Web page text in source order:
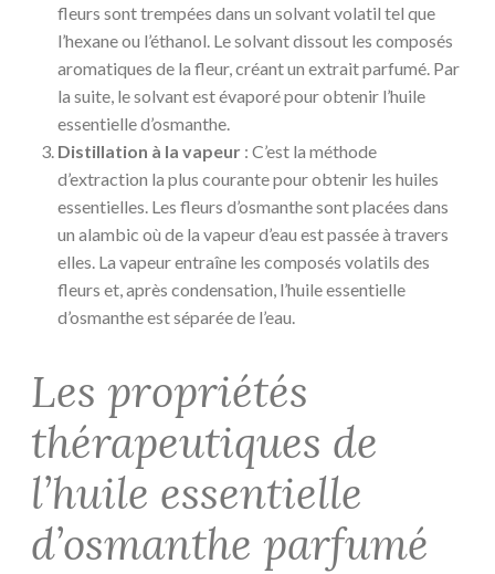
fleurs sont trempées dans un solvant volatil tel que
l’hexane ou l’éthanol. Le solvant dissout les composés
aromatiques de la fleur, créant un extrait parfumé. Par
la suite, le solvant est évaporé pour obtenir l’huile
essentielle d’osmanthe.
Distillation à la vapeur : C’est la méthode
d’extraction la plus courante pour obtenir les huiles
essentielles. Les fleurs d’osmanthe sont placées dans
un alambic où de la vapeur d’eau est passée à travers
elles. La vapeur entraîne les composés volatils des
fleurs et, après condensation, l’huile essentielle
d’osmanthe est séparée de l’eau.
Les propriétés
thérapeutiques de
l’huile essentielle
d’osmanthe parfumé